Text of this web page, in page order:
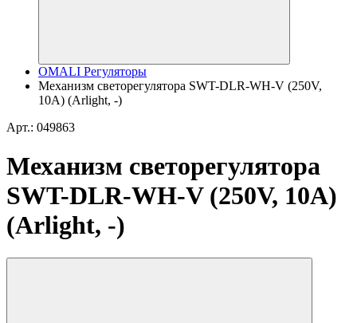
OMALI Регуляторы
Механизм светорегулятора SWT-DLR-WH-V (250V,
10A) (Arlight, -)
Арт.: 049863
Механизм светорегулятора
SWT-DLR-WH-V (250V, 10A)
(Arlight, -)